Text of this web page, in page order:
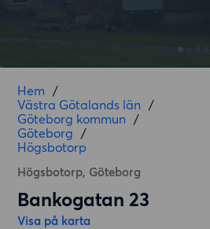
Hem /
Västra Götalands län /
Göteborg kommun /
Göteborg /
Högsbotorp
Högsbotorp, Göteborg
Bankogatan 23
Visa på karta